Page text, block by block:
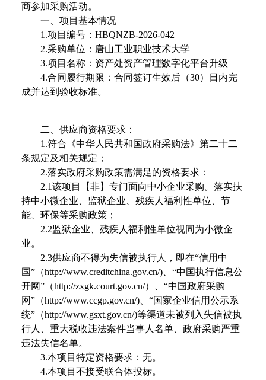
商参加采购活动。
一、项目基本情况
1.项目编号：HBQNZB-2026-042
2.采购单位：唐山工业职业技术大学
3.项目名称：资产处资产管理数字化平台升级
4.合同履行期限：合同签订生效后（30）日内完
成并达到验收标准。
二、供应商资格要求：
1.符合《中华人民共和国政府采购法》第二十二
条规定及相关规定；
2.落实政府采购政策需满足的资格要求：
2.1该项目【非】专门面向中小企业采购。落实扶
持中小微企业、监狱企业、残疾人福利性单位、节
能、环保等采购政策；
2.2监狱企业、残疾人福利性单位视同为小微企
业。
2.3供应商不得为失信被执行人，即在“信用中
国”（http://www.creditchina.gov.cn/) 、“中国执行信息公
开网”（http://zxgk.court.gov.cn/）、“中国政府采购
网”（http://www.ccgp.gov.cn/) 、“国家企业信用公示系
统”（http://www.gsxt.gov.cn/)等渠道未被列入失信被执
行人、重大税收违法案件当事人名单、政府采购严重
违法失信名单。
3.本项目特定资格要求：无。
4.本项目不接受联合体投标。